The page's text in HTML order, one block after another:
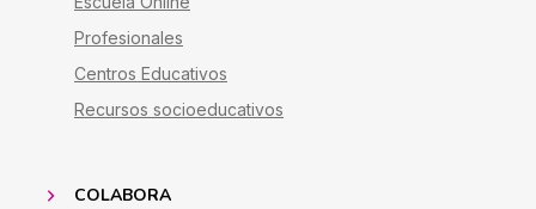
Profesionales
Centros Educativos
Recursos socioeducativos
COLABORA